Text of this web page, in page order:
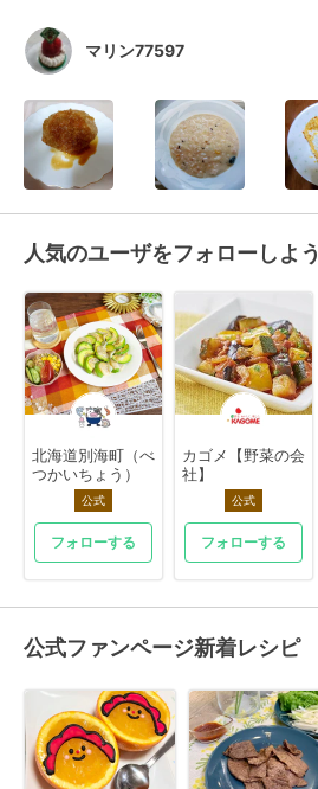
マリン77597
人気のユーザをフォローしよう
北海道別海町（べ
つかいちょう）
公式
フォローする
カゴメ【野菜の会
社】
公式
フォローする
公式ファンページ新着レシピ